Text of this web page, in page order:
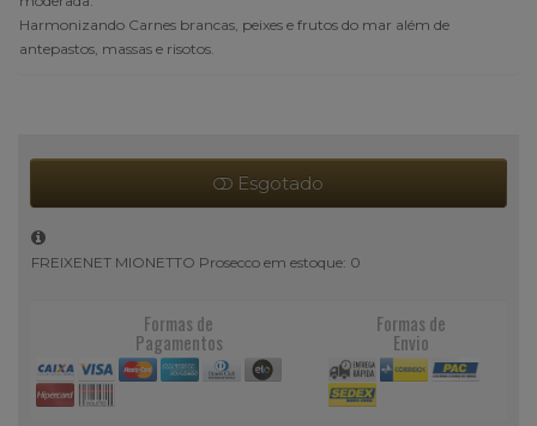
Harmonizando Carnes brancas, peixes e frutos do mar além de
antepastos, massas e risotos.
Esgotado
FREIXENET MIONETTO Prosecco em estoque: 0
Formas de
Pagamentos
Formas de
Envio